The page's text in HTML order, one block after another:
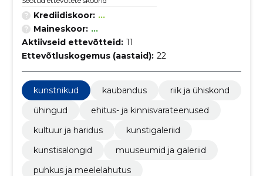
Krediidiskoor: ...
Maineskoor: ...
Aktiivseid ettevõtteid: 11
Ettevõtluskogemus (aastaid): 22
kunstnikud kaubandus
riik ja ühiskond
ühingud
ehitus- ja kinnisvarateenused
kultuur ja haridus
kunstigaleriid
kunstisalongid
muuseumid ja galeriid
puhkus ja meelelahutus